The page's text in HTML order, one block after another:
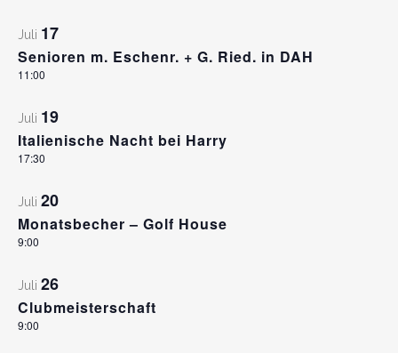
Juli 17
Senioren m. Eschenr. + G. Ried. in DAH
11:00
Juli 19
Italienische Nacht bei Harry
17:30
Juli 20
Monatsbecher – Golf House
9:00
Juli 26
Clubmeisterschaft
9:00